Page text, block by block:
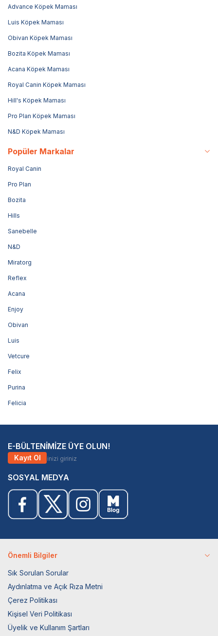
Advance Köpek Maması
Luis Köpek Maması
Obivan Köpek Maması
Bozita Köpek Maması
Acana Köpek Maması
Royal Canin Köpek Maması
Hill's Köpek Maması
Pro Plan Köpek Maması
N&D Köpek Maması
Popüler Markalar
Royal Canin
Pro Plan
Bozita
Hills
Sanebelle
N&D
Miratorg
Reflex
Acana
Enjoy
Obivan
Luis
Vetcure
Felix
Purina
Felicia
E-BÜLTENİMİZE ÜYE OLUN!
Kayıt Ol
SOSYAL MEDYA
Önemli Bilgiler
Sık Sorulan Sorular
Aydınlatma ve Açık Rıza Metni
Çerez Politikası
Kişisel Veri Politikası
Üyelik ve Kullanım Şartları